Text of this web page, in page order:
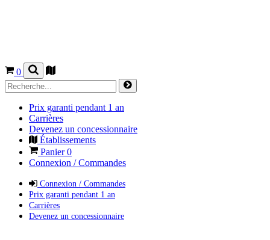
0
Prix garanti pendant 1 an
Carrières
Devenez un concessionnaire
Établissements
Panier0
Connexion / Commandes
Connexion / Commandes
Prix garanti pendant 1 an
Carrières
Devenez un concessionnaire